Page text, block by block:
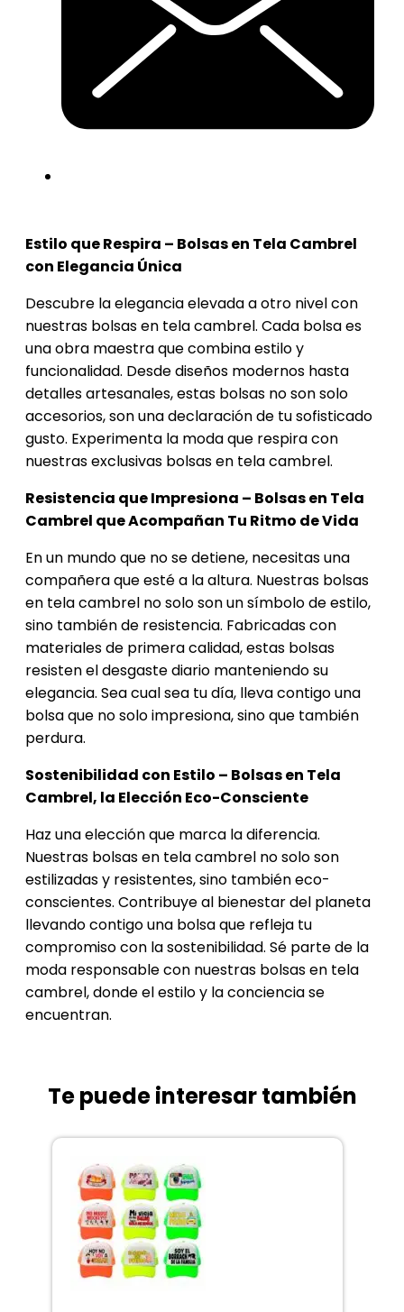
Estilo que Respira – Bolsas en Tela Cambrel
con Elegancia Única
Descubre la elegancia elevada a otro nivel con
nuestras bolsas en tela cambrel. Cada bolsa es
una obra maestra que combina estilo y
funcionalidad. Desde diseños modernos hasta
detalles artesanales, estas bolsas no son solo
accesorios, son una declaración de tu sofisticado
gusto. Experimenta la moda que respira con
nuestras exclusivas bolsas en tela cambrel.
Resistencia que Impresiona – Bolsas en Tela
Cambrel que Acompañan Tu Ritmo de Vida
En un mundo que no se detiene, necesitas una
compañera que esté a la altura. Nuestras bolsas
en tela cambrel no solo son un símbolo de estilo,
sino también de resistencia. Fabricadas con
materiales de primera calidad, estas bolsas
resisten el desgaste diario manteniendo su
elegancia. Sea cual sea tu día, lleva contigo una
bolsa que no solo impresiona, sino que también
perdura.
Sostenibilidad con Estilo – Bolsas en Tela
Cambrel, la Elección Eco-Consciente
Haz una elección que marca la diferencia.
Nuestras bolsas en tela cambrel no solo son
estilizadas y resistentes, sino también eco-
conscientes. Contribuye al bienestar del planeta
llevando contigo una bolsa que refleja tu
compromiso con la sostenibilidad. Sé parte de la
moda responsable con nuestras bolsas en tela
cambrel, donde el estilo y la conciencia se
encuentran.
Te puede interesar también